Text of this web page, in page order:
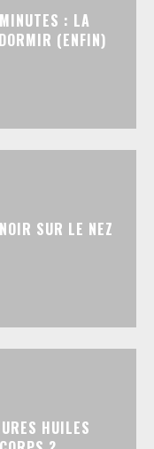
: LA
(ENFIN)
SUR LE NEZ
HUILES